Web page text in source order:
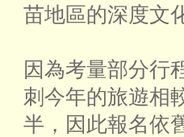
苗地區的深度文
因為考量部分行
刺今年的旅遊相
半，因此報名依